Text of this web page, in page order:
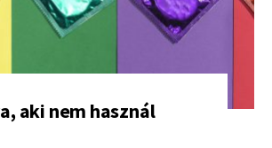
aki nem használ